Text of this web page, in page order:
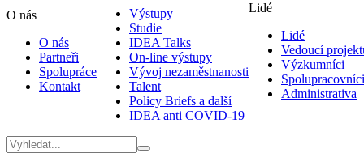
O nás
O nás
Partneři
Spolupráce
Kontakt
Výstupy
Studie
IDEA Talks
On-line výstupy
Vývoj nezaměstnanosti
Talent
Policy Briefs a další
IDEA anti COVID-19
Lidé
Lidé
Vedoucí
Výzkumníci
Spolupracovníci
Administrativa